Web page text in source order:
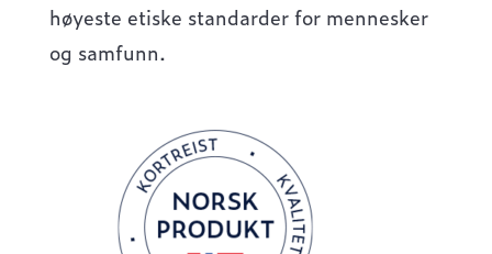
høyeste etiske standarder for mennesker
og samfunn.